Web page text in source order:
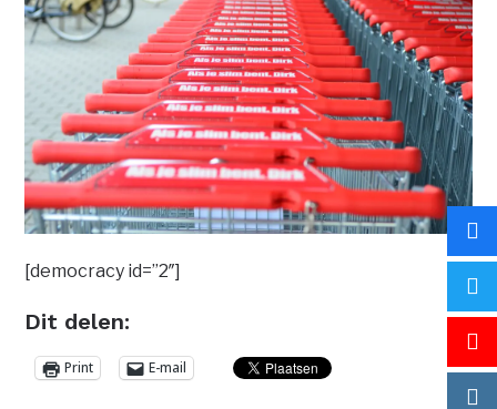
[democracy id=”2″]
Dit delen:
Print E-mail